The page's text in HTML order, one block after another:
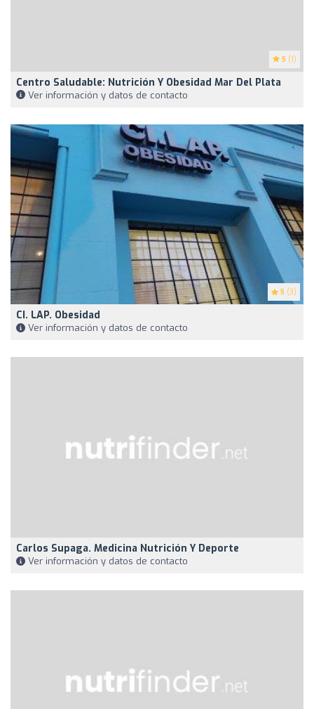
5 (1)
Centro Saludable: Nutrición Y Obesidad Mar Del Plata
Ver información y datos de contacto
5 (3)
CI. LAP. Obesidad
Ver información y datos de contacto
Carlos Supaga. Medicina Nutrición Y Deporte
Ver información y datos de contacto